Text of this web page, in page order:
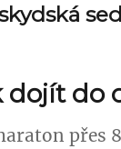
dojít do
přes